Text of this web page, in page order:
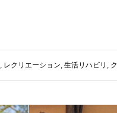
, レクリエーション, 生活リハビリ ,